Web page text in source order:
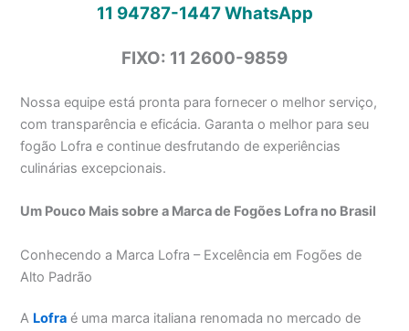
11 94787-1447WhatsApp
FIXO: 11 2600-9859
Nossa equipe está pronta para fornecer o melhor serviço,
com transparência e eficácia. Garanta o melhor para seu
fogão Lofra e continue desfrutando de experiências
culinárias excepcionais.
Um Pouco Mais sobre a Marca de Fogões Lofra no Brasil
Conhecendo a Marca Lofra – Excelência em Fogões de
Alto Padrão
A Lofra é uma marca italiana renomada no mercado de